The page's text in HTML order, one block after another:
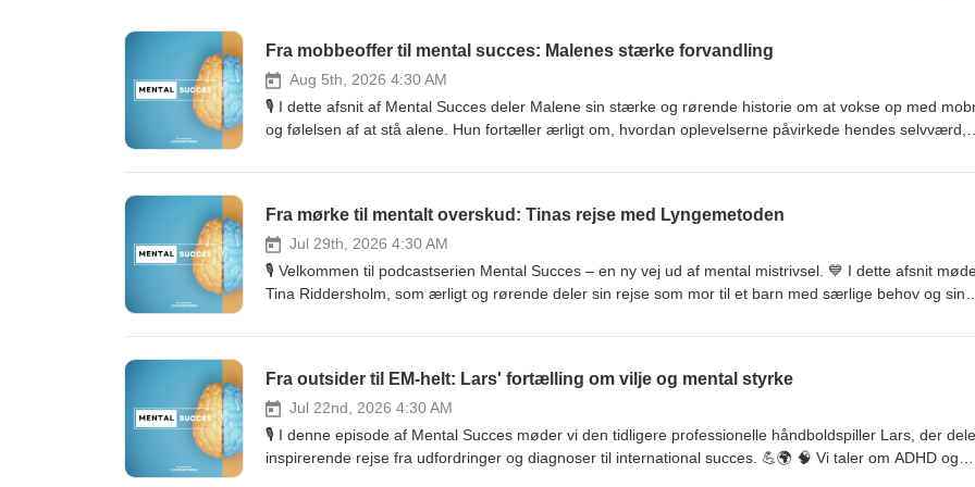
Fra mobbeoffer til mental succes: Malenes stærke forvandling
Aug 5th, 2026 4:30 AM
🎙️ I dette afsnit af Mental Succes deler Malene sin stærke og rørende historie om at vokse op med
og følelsen af at stå alene. Hun fortæller ærligt om, hvordan oplevelserne påvirkede hendes selvværd,
med psykologi og mentale værktøjer blev et vendepunkt i hendes liv. Vi dykker ned i konkrete metoder
relationer, sunde vaner og et stærkt fællesskab. ✨ Du hører også, hvordan hun lærte at sætte grænser,
styrke troen på sig selv og bruge sine erfaringer til at hjælpe andre mennesker. Afsnittet afsluttes med
og praktiske råd til dig, der ønsker forandring: Tag små skridt, sæt realistiske delmål, tro på dine egne
muligheder, og opsøg mennesker, der løfter og støtter dig. 🌱 En inspirerende fortælling om mod,
Fra mørke til mentalt overskud: Tinas rejse med Lyngemetoden
Jul 29th, 2026 4:30 AM
🎙️ Velkommen til podcastserien Mental Succes – en ny vej ud af mental mistrivsel. 💙 I dette afsnit
Tina Riddersholm, som ærligt og rørende deler sin rejse som mor til et barn med særlige behov og sin
medicin gav hende de konkrete redskaber, hun savnede, og hvordan hun gennem Lyngemetoden og
og energi i hverdagen. ✨ Det er en inspirerende samtale om håb, forandring og konkrete mentale
– og om, hvordan træning af hjernen kan være et værdifuldt alternativ eller supplement til mere
behandlingsformer. 🌱
Fra outsider til EM-helt: Lars' fortælling om vilje og mental styrke
Jul 22nd, 2026 4:30 AM
🎙️ I denne episode af Mental Succes møder vi den tidligere professionelle håndboldspiller Lars, der
inspirerende rejse fra udfordringer og diagnoser til international succes. 💪🌍 🧠 Vi taler om ADHD og